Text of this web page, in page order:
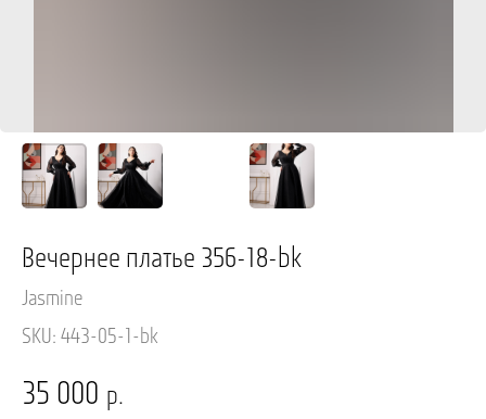
Вечернее платье 356-18-bk
Jasmine
SKU: 443-05-1-bk
35 000 р.